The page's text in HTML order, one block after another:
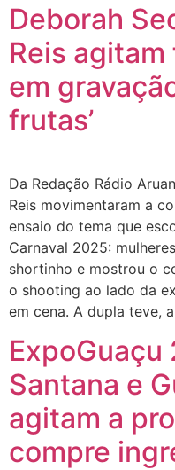
Deborah
Reis
em
frutas’
Da Redação Rádio
Reis movimentaram a
ensaio do tema que
Carnaval 2025:
shortinho e mostrou o
o shooting ao lado da
em cena. A dupla teve,
ExpoGuaçu
Santana e
agitam a
compre